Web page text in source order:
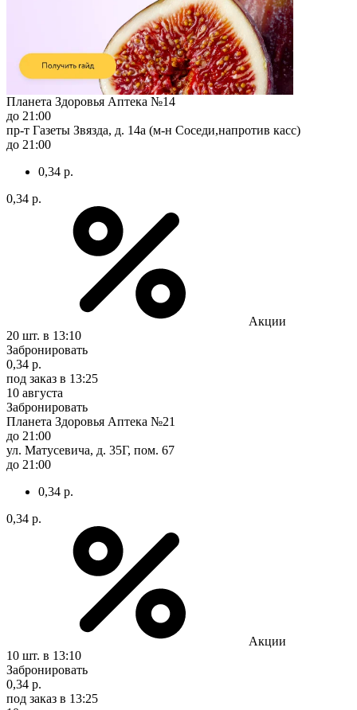
Планета Здоровья Аптека №14
до 21:00
пр-т Газеты Звязда, д. 14а (м-н Соседи,напротив касс)
до 21:00
0,34 р.
0,34 р.
Акции
20 шт. в 13:10
Забронировать
0,34 р.
под заказ в 13:25
10 августа
Забронировать
Планета Здоровья Аптека №21
до 21:00
ул. Матусевича, д. 35Г, пом. 67
до 21:00
0,34 р.
0,34 р.
Акции
10 шт. в 13:10
Забронировать
0,34 р.
под заказ в 13:25